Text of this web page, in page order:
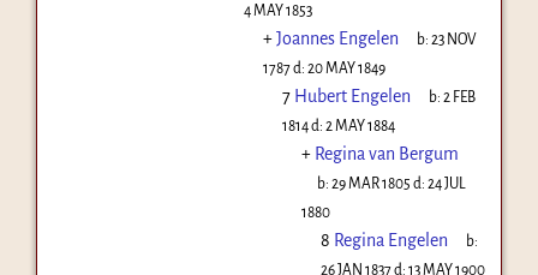
4 MAY 1853
+Joannes Engelen b:23 NOV
1787d: 20 MAY 1849
7 Hubert Engelen b:2 FEB
1814d: 2 MAY 1884
+ Regina van Bergum
b:29 MAR 1805 d:24 JUL
1880
8 Regina Engelen
b:
26 JAN 1837d: 13 MAY 1900